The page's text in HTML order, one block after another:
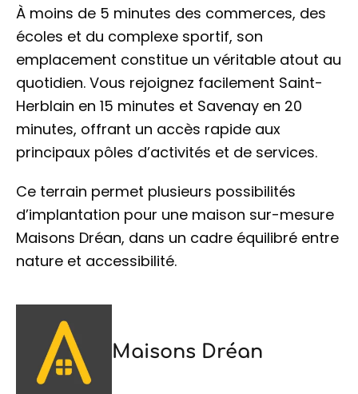
À moins de 5 minutes des commerces, des
écoles et du complexe sportif, son
emplacement constitue un véritable atout au
quotidien. Vous rejoignez facilement Saint-
Herblain en 15 minutes et Savenay en 20
minutes, offrant un accès rapide aux
principaux pôles d’activités et de services.
Ce terrain permet plusieurs possibilités
d’implantation pour une maison sur-mesure
Maisons Dréan, dans un cadre équilibré entre
nature et accessibilité.
Maisons Dréan